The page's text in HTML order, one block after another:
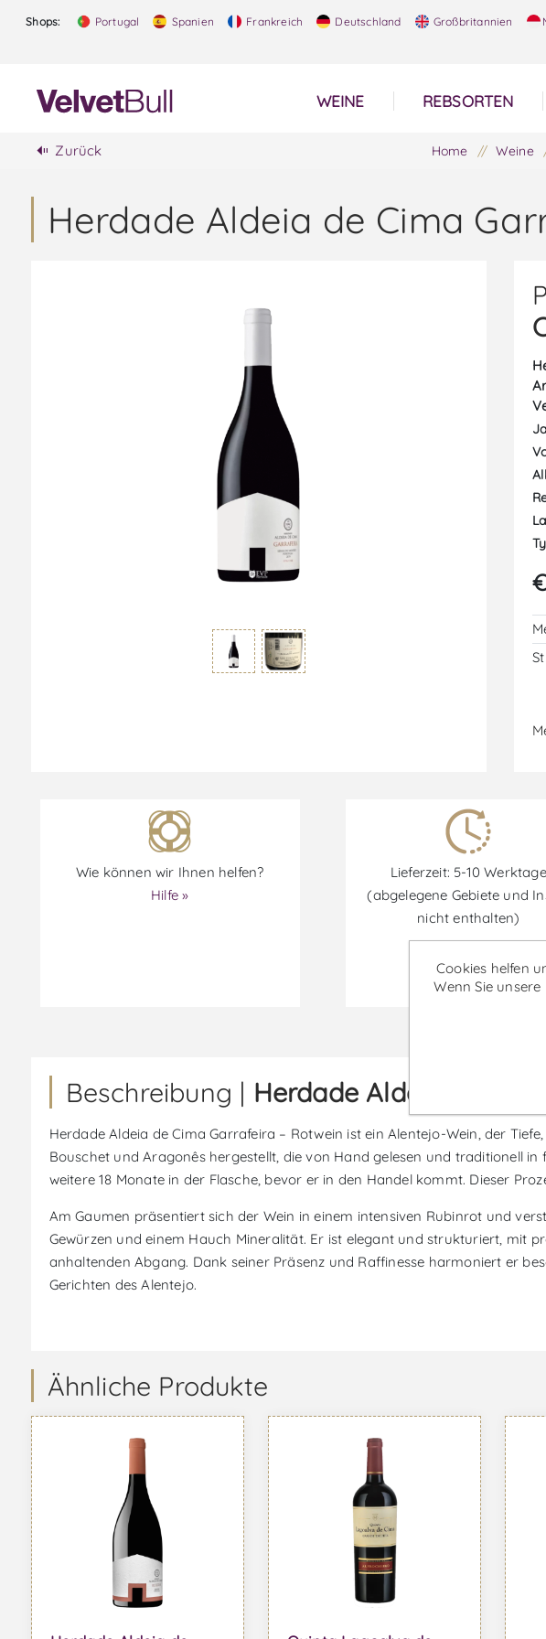
Shops: Portugal Spanien Frankreich Deutschland Großbritannien
WEINE REBSORTEN
Zurück Home / Weine
Herdade Aldeia de Cima
Wie können wir Ihnen helfen?
Hilfe »
Lieferzeit: 5-10 Werktage
(abgelegene Gebiete und
nicht enthalten)
Beschreibung | Herdade Aldeia de
Herdade Aldeia de Cima Garrafeira – Rotwein ist ein Alentejo-Wein, der
Bouschet und Aragonês hergestellt, die von Hand gelesen und traditionell
weitere 18 Monate in der Flasche, bevor er in den Handel kommt. Dieser
Am Gaumen präsentiert sich der Wein in einem intensiven Rubinrot und
Gewürzen und einem Hauch Mineralität. Er ist elegant und strukturiert, mit
anhaltenden Abgang. Dank seiner Präsenz und Raffinesse harmoniert er
Gerichten des Alentejo.
Ähnliche Produkte
Cookies helfen
Wenn Sie